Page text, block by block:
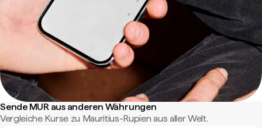
Sende MUR aus anderen Währungen
Vergleiche Kurse zu Mauritius-Rupien aus aller Welt.